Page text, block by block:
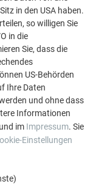
Sie
langlebigen
und
in den USA haben.
so willigen Sie
in die
Sie, dass die
US-Behörden
Ihre Daten
und ohne dass
Informationen
und im Impressum. Sie
Einstellungen